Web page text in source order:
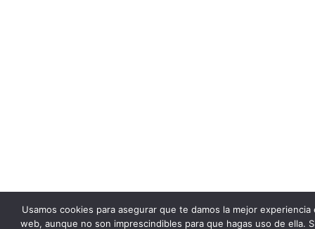
Usamos cookies para asegurar que te damos la mejor experiencia
web, aunque no son imprescindibles para que hagas uso de ella.